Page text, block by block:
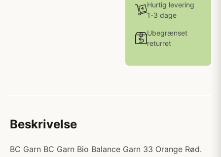
Hurtig levering
1-3 dage
Ubegrænset
returret
Beskrivelse
BC Garn BC Garn Bio Balance Garn 33 Orange Rød.